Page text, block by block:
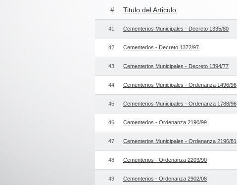
# Titulo del Articulo
41 Cementerios Municipales - Decreto 1335/80
42 Cementerios - Decreto 1372/97
43 Cementerios Municipales - Decreto 1394/77
44 Cementerios Municipales - Ordenanza 1496/96
45 Cementerios Municipales - Ordenanza 1788/96
46 Cementerios - Ordenanza 2190/99
47 Cementerios Municipales - Ordenanza 2196/81
48 Cementerios - Ordenanza 2203/90
49 Cementerios - Ordenanza 2902/08